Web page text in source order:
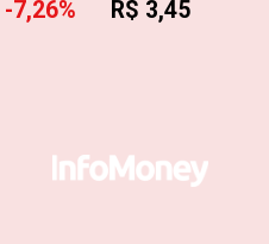
-7,26% R$ 3,45